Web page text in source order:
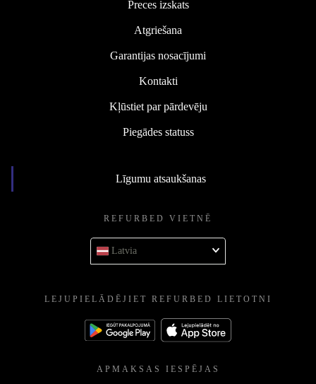
Preces izskats
Atgriešana
Garantijas nosacījumi
Kontakti
Kļūstiet par pārdevēju
Piegādes statuss
Līgumu atsaukšanas
REFURBED VIETNĒ
Latvia
LEJUPIELĀDĒJIET REFURBED LIETOTNI
APMAKSAS IESPĒJAS